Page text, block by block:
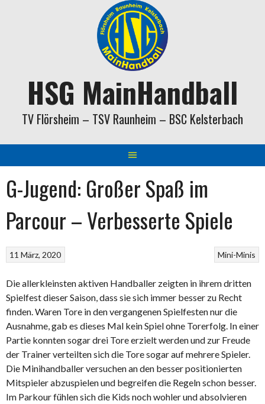
HSG MainHandball
TV Flörsheim – TSV Raunheim – BSC Kelsterbach
G-Jugend: Großer Spaß im
Parcour – Verbesserte Spiele
Mini-Minis
11 März, 2020
Die allerkleinsten aktiven Handballer zeigten in ihrem dritten
Spielfest dieser Saison, dass sie sich immer besser zu Recht
finden. Waren Tore in den vergangenen Spielfesten nur die
Ausnahme, gab es dieses Mal kein Spiel ohne Torerfolg. In einer
Partie konnten sogar drei Tore erzielt werden und zur Freude
der Trainer verteilten sich die Tore sogar auf mehrere Spieler.
Die Minihandballer versuchen an den besser positionierten
Mitspieler abzuspielen und begreifen die Regeln schon besser.
Im Parkour fühlen sich die Kids noch wohler und absolvieren